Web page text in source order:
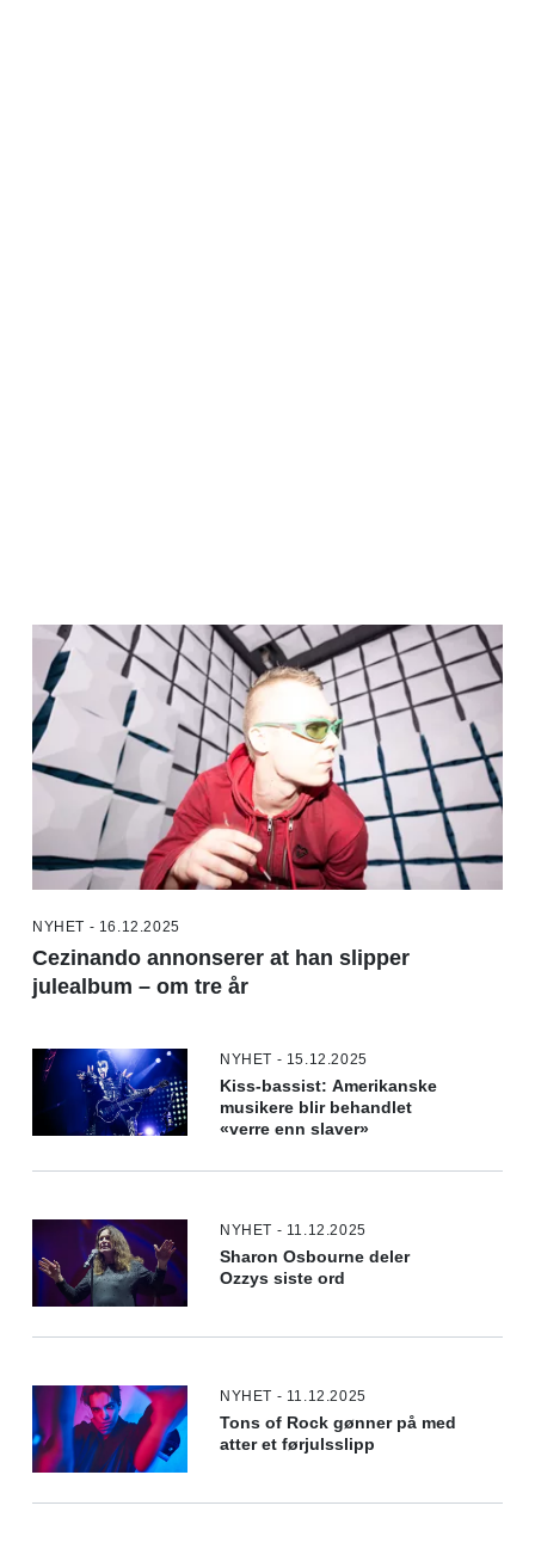
NYHET - 16.12.2025
Cezinando annonserer at han slipper
julealbum – om tre år
NYHET - 15.12.2025
Kiss-bassist: Amerikanske
musikere blir behandlet
«verre enn slaver»
NYHET - 11.12.2025
Sharon Osbourne deler
Ozzys siste ord
NYHET - 11.12.2025
Tons of Rock gønner på med
atter et førjulsslipp